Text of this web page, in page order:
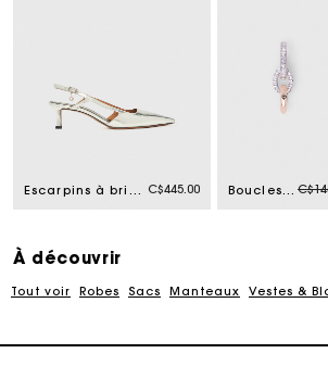
Escarpins à brides en cuir argenté C$445.00 Boucles d'oreilles maillons
À découvrir
Tout voir Robes Sacs Manteaux Vestes &